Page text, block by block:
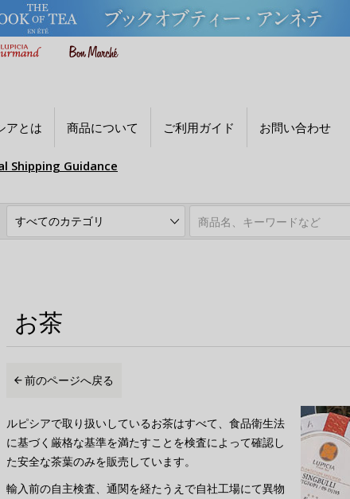
アとは 商品について ご利用ガイド お問い合わせ
Shipping Guidance
お茶
前のページへ戻る
ルピシアで取り扱いしているお茶はすべて、食品衛生法
に基づく厳格な基準を満たすことを検査によって確認し
た安全な茶葉のみを販売しています。
輸入前の自主検査、通関を経たうえで自社工場にて異物